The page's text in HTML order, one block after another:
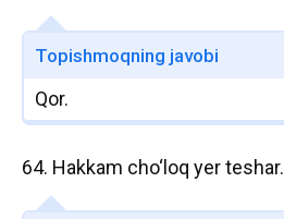
Topishmoqning javobi
Qor.
64. Hakkam cho‘loq yer teshar.